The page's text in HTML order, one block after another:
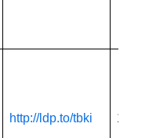
http://ldp.to/tbki 15